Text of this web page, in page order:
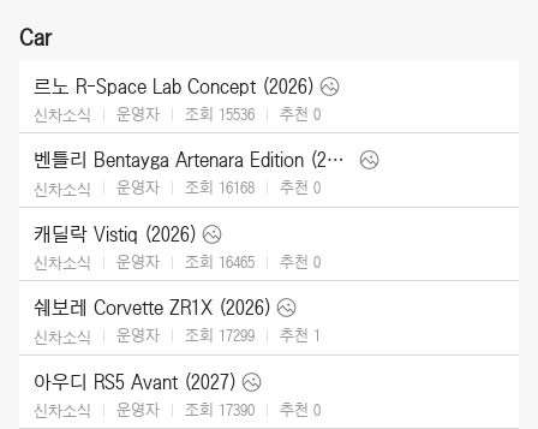
Car
르노 R-Space Lab Concept (2026)
신차소식 운영자 조회 15536 추천 0
벤틀리 Bentayga Artenara Edition (2027)
신차소식 운영자 조회 16168 추천 0
캐딜락 Vistiq (2026)
신차소식 운영자 조회 16465 추천 0
쉐보레 Corvette ZR1X (2026)
신차소식 운영자 조회 17299 추천 1
아우디 RS5 Avant (2027)
신차소식 운영자 조회 17390 추천 0